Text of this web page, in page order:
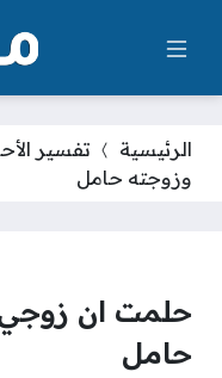
الرئيسية تفسير
وزوجته حامل
حلمت ان
حامل